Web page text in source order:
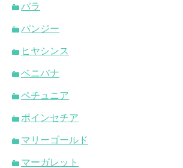
バラ
パンジー
ヒヤシンス
ベニバナ
ペチュニア
ポインセチア
マリーゴールド
マーガレット